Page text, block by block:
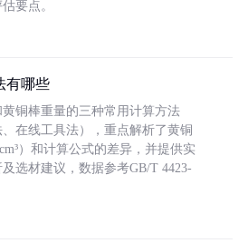
要点。
有哪些
铜棒重量的三种常用计算方法
、在线工具法），重点解析了黄铜
）和计算公式的差异，并提供实
选材建议，数据参考GB/T 4423-